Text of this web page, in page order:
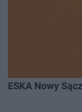
ESKA Nowy